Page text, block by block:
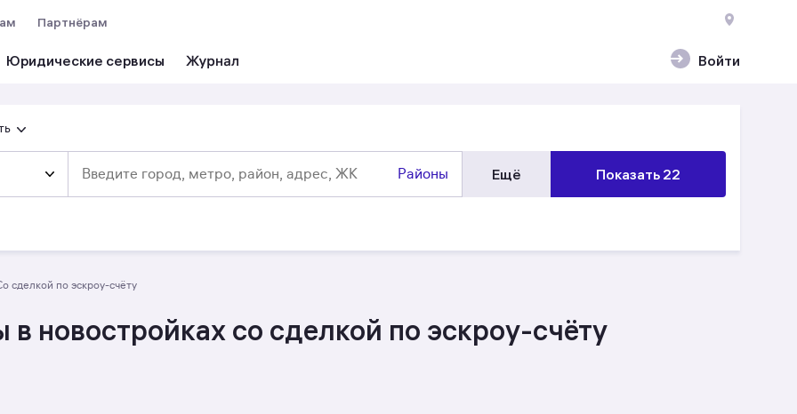
Войти
Юридические сервисы
Партнёрам
Районы Ещё Показать 22
со сделкой по эскроу-счёту
новостройках со сделкой по эскроу-счёту